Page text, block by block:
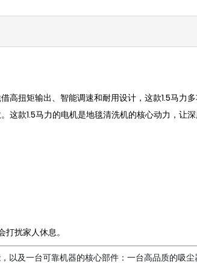
扭矩输出、智能调速和耐用设计，这款1.5马力
款1.5马力的电机是地毯清洗机的核心动力，让深
扰家人休息。
以及一台可靠机器的核心部件：一台高品质的吸尘